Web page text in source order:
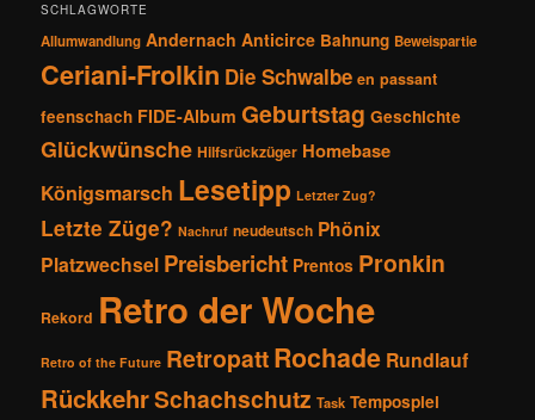
SCHLAGWORTE
Allumwandlung Andernach Anticirce Bahnung Beweispartie
Ceriani-Frolkin Die Schwalbe en passant
feenschach FIDE-Album Geburtstag Geschichte
Glückwünsche Hilfsrückzüger Homebase
Königsmarsch Lesetipp Letzter Zug?
Letzte Züge? Nachruf neudeutsch Phönix
Platzwechsel Preisbericht Prentos Pronkin
Rekord Retro der Woche
Retro of the Future RetropattRochade Rundlauf
RückkehrSchachschutz Task Tempospiel